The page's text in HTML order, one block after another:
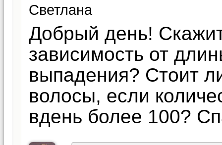
Светлана
Добрый день!
зависимость от
выпадения? Стоит
волосы, если
вдень более 100?